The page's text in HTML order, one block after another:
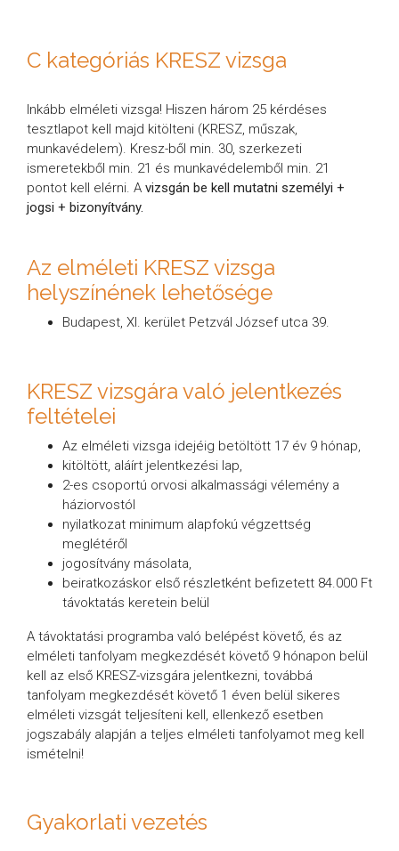
C kategóriás KRESZ vizsga
Inkább elméleti vizsga! Hiszen három 25 kérdéses
tesztlapot kell majd kitölteni (KRESZ, műszak,
munkavédelem). Kresz-ből min. 30, szerkezeti
ismeretekből min. 21 és munkavédelemből min. 21
pontot kell elérni. A vizsgán be kell mutatni személyi +
jogsi + bizonyítvány.
Az elméleti KRESZ vizsga
helyszínének lehetősége
Budapest, XI. kerület Petzvál József utca 39.
KRESZ vizsgára való jelentkezés
feltételei
Az elméleti vizsga idejéig betöltött 17 év 9 hónap,
kitöltött, aláírt jelentkezési lap,
2-es csoportú orvosi alkalmassági vélemény a
háziorvostól
nyilatkozat minimum alapfokú végzettség
meglétéről
jogosítvány másolata,
beiratkozáskor első részletként befizetett 84.000 Ft
távoktatás keretein belül
A távoktatási programba való belépést követő, és az
elméleti tanfolyam megkezdését követő 9 hónapon belül
kell az első KRESZ-vizsgára jelentkezni, továbbá
tanfolyam megkezdését követő 1 éven belül sikeres
elméleti vizsgát teljesíteni kell, ellenkező esetben
jogszabály alapján a teljes elméleti tanfolyamot meg kell
ismételni!
Gyakorlati vezetés